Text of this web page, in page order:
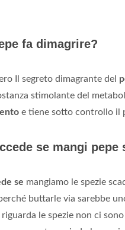
fa dimagrire?
Il segreto dimagrante del
stimolante del
e tiene sotto controllo il
se mangi pepe
se mangiamo le spezie
buttarle via sarebbe
le spezie non ci